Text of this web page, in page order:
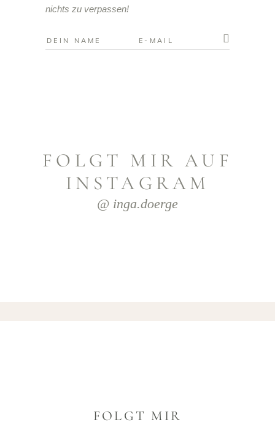
nichts zu verpassen!
FOLGT MIR AUF
INSTAGRAM
@ inga.doerge
FOLGT MIR